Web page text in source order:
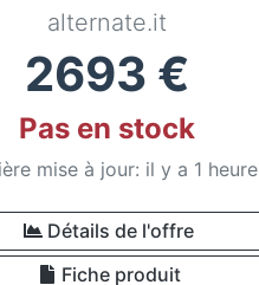
alternate.it
2693 €
Pas en stock
mise à jour: il y a 1 heure
Détails de l'offre
Fiche produit